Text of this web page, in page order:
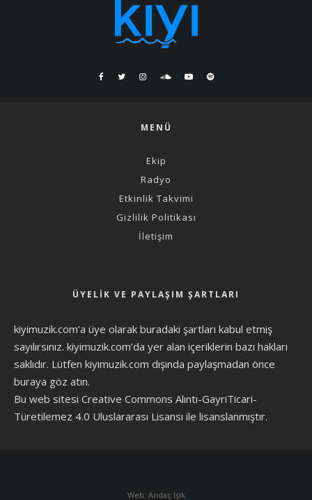
MENÜ
Ekip
Radyo
Etkinlik Takvimi
Gizlilik Politikası
İletişim
ÜYELIK VE PAYLAŞIM ŞARTLARI
kiyimuzik.com’a üye olarak buradaki şartları kabul etmiş
sayılırsınız. kiyimuzik.com’da yer alan içeriklerin bazı hakları
saklıdır. Lütfen kiyimuzik.com dışında paylaşmadan önce
buraya göz atın.
Bu web sitesi Creative Commons Alıntı-GayriTicari-
Türetilemez 4.0 Uluslararası Lisansı ile lisanslanmıştır.
Web: Andaç Işık